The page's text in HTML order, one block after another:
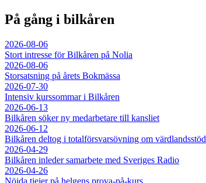
På gång i bilkåren
2026-08-06
Stort intresse för Bilkåren på Nolia
2026-08-06
Storsatsning på årets Bokmässa
2026-07-30
Intensiv kurssommar i Bilkåren
2026-06-13
Bilkåren söker ny medarbetare till kansliet
2026-06-12
Bilkåren deltog i totalförsvarsövning om värdlandsstöd
2026-04-29
Bilkåren inleder samarbete med Sveriges Radio
2026-04-26
Nöjda tjejer på helgens prova-på-kurs